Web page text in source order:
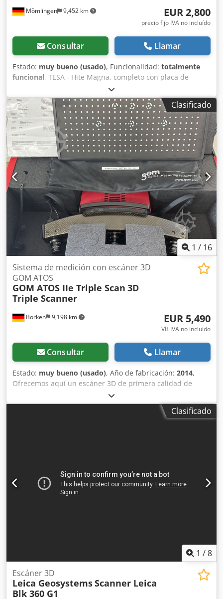
Mömlingen 9,452 km EUR 2,800
precio fijo IVA no incluído
Consultar Llamar
Estado: muy bueno (usado), Funcionalidad: totalmente
funcional, TESA - Hite Magna, completo con placa de
medición y mesa. Cjdozqqvuepfx Ai Djha
Clasificado
1 / 16
Borken 9,198 km
Sistema de medición con escáner 3D
GOM ATOS
GOM ATOS IIe Triple Scan 3D
Triple Scanner
EUR 5,490
VB IVA no incluído
Consultar Llamar
Estado: muy bueno (usado), Año de fabricación: 2014,
Ofrecemos aquí un escáner 3D de primera calidad de
GOM. GOM ATOS IIe Rev.01 Completamente listo para su
uso, con todos los cables. Desafortunadamente, se ha
establecido una contraseña en el PC, pero el software se
Software en CD: Steel Scalebars con dongle de evaluación
ATOS. Lámpara de repuesto. Panel de calibración
(aluminio) CP20/MV 350x280 mm². Cedpfezpwg Rox Ai
Clasificado
1 /8
Escáner 3D
Leica GeosystemsScanner Leica
Blk 360 G1